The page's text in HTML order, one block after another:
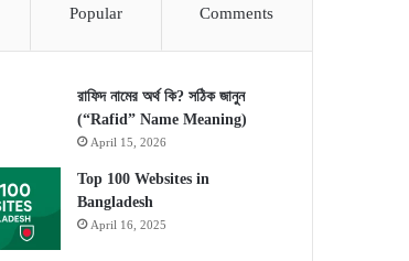
Popular Comments
রাফিদ নামের অর্থ কি? সঠিক জানুন
(“Rafid” Name Meaning)
April 15, 2026
Top 100 Websites in
Bangladesh
April 16, 2025